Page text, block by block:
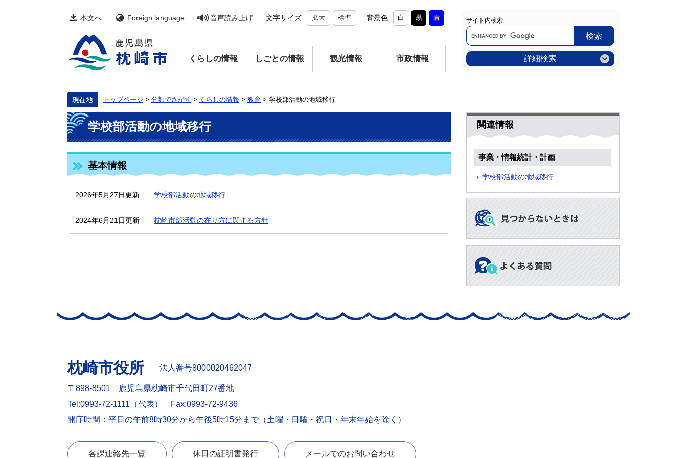
本文へ Foreign language 音声読み上げ 文字サイズ 拡大 標準 背景色 白 黒 青
くらしの情報 しごとの情報 観光情報 市政情報
サイト内検索
Google
カ
ス
タ
ム
検
詳細検索
トップページ > 分類でさがす > くらしの情報 > 教育 > 学校部活動の地域移行
本
文
学校部活動の地域移行
基本情報
2026年5月27日更新 学校部活動の地域移行
2024年6月21日更新 枕崎市部活動の在り方に関する方針
関連情報
事業・情報統計・計画
学校部活動の地域移行
枕崎市役所 法人番号8000020462047
〒898-8501 鹿児島県枕崎市千代田町27番地
Tel:0993-72-1111（代表）
Fax:0993-72-9436
開庁時間：平日の午前8時30分から午後5時15分まで（土曜・日曜・祝日・年末年始を除く）
各課連絡先一覧 休日の証明書発行 メールでのお問い合わせ